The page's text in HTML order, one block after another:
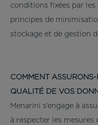
conditions fixées par les
principes de
stockage et de gestion
COMMENT
QUALITÉ DE VOS
Menarini s’engage à
à respecter les mesures